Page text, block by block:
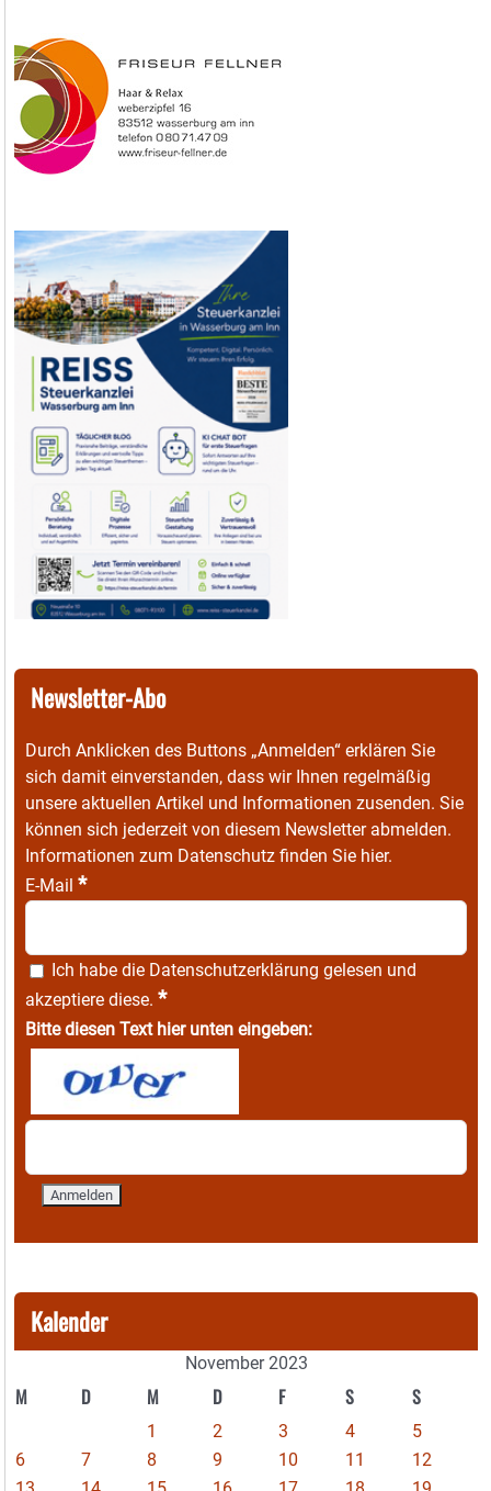
Newsletter-Abo
Durch Anklicken des Buttons „Anmelden“ erklären Sie
sich damit einverstanden, dass wir Ihnen regelmäßig
unsere aktuellen Artikel und Informationen zusenden. Sie
können sich jederzeit von diesem Newsletter abmelden.
Informationen zum Datenschutz finden Sie hier.
E-Mail *
Ich habe die Datenschutzerklärung gelesen und
akzeptiere diese. *
Bitte diesen Text hier unten eingeben:
Kalender
November 2023
M D M D F S S
1 2 3 4
5
6
7 8 9 10 11
12